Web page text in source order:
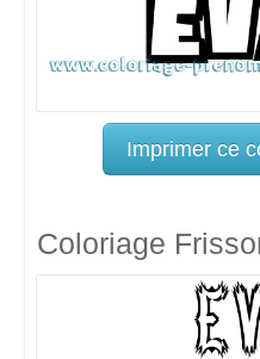
Imprimer ce
Coloriage